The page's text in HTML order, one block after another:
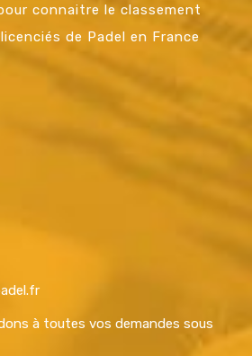
connaitre le classement
de Padel en France
à toutes vos demandes sous